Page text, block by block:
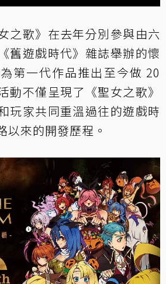
之歌》在去年分別參與由六
舊遊戲時代》雜誌舉辦的懷
第一代作品推出至今做 20
動不僅呈現了《聖女之歌》
玩家共同重溫過往的遊戲時
以來的開發歷程。